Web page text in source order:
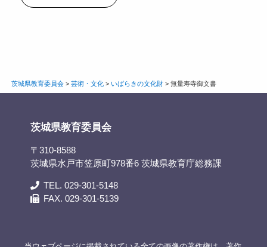
茨城県教育委員会> 芸術・文化> いばらきの文化財> 無量寿寺御文書
茨城県教育委員会
〒310-8588
茨城県水戸市笠原町978番6 茨城県教育庁総務課
TEL. 029-301-5148
FAX. 029-301-5139